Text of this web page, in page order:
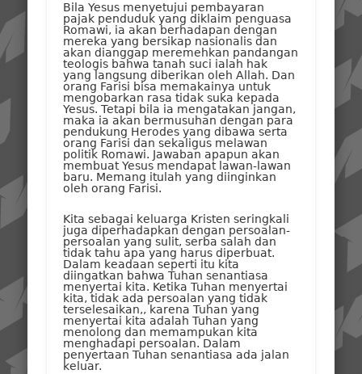
Bila Yesus menyetujui pembayaran
pajak penduduk yang diklaim penguasa
Romawi, ia akan berhadapan dengan
mereka yang bersikap nasionalis dan
akan dianggap meremehkan pandangan
teologis bahwa tanah suci ialah hak
yang langsung diberikan oleh Allah. Dan
orang Farisi bisa memakainya untuk
mengobarkan rasa tidak suka kepada
Yesus. Tetapi bila ia mengatakan jangan,
maka ia akan bermusuhan dengan para
pendukung Herodes yang dibawa serta
orang Farisi dan sekaligus melawan
politik Romawi. Jawaban apapun akan
membuat Yesus mendapat lawan-lawan
baru. Memang itulah yang diinginkan
oleh orang Farisi.
Kita sebagai keluarga Kristen seringkali
juga diperhadapkan dengan persoalan-
persoalan yang sulit, serba salah dan
tidak tahu apa yang harus diperbuat.
Dalam keadaan seperti itu kita
diingatkan bahwa Tuhan senantiasa
menyertai kita. Ketika Tuhan menyertai
kita, tidak ada persoalan yang tidak
terselesaikan,, karena Tuhan yang
menyertai kita adalah Tuhan yang
menolong dan memampukan kita
menghadapi persoalan. Dalam
penyertaan Tuhan senantiasa ada jalan
keluar.